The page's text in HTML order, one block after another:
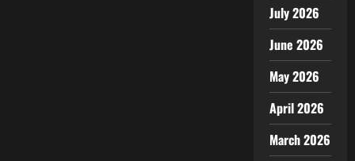
July 2026
June 2026
May 2026
April 2026
March 2026